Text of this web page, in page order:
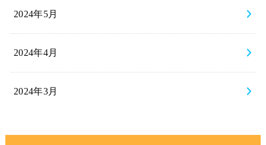
2024年5月
2024年4月
2024年3月